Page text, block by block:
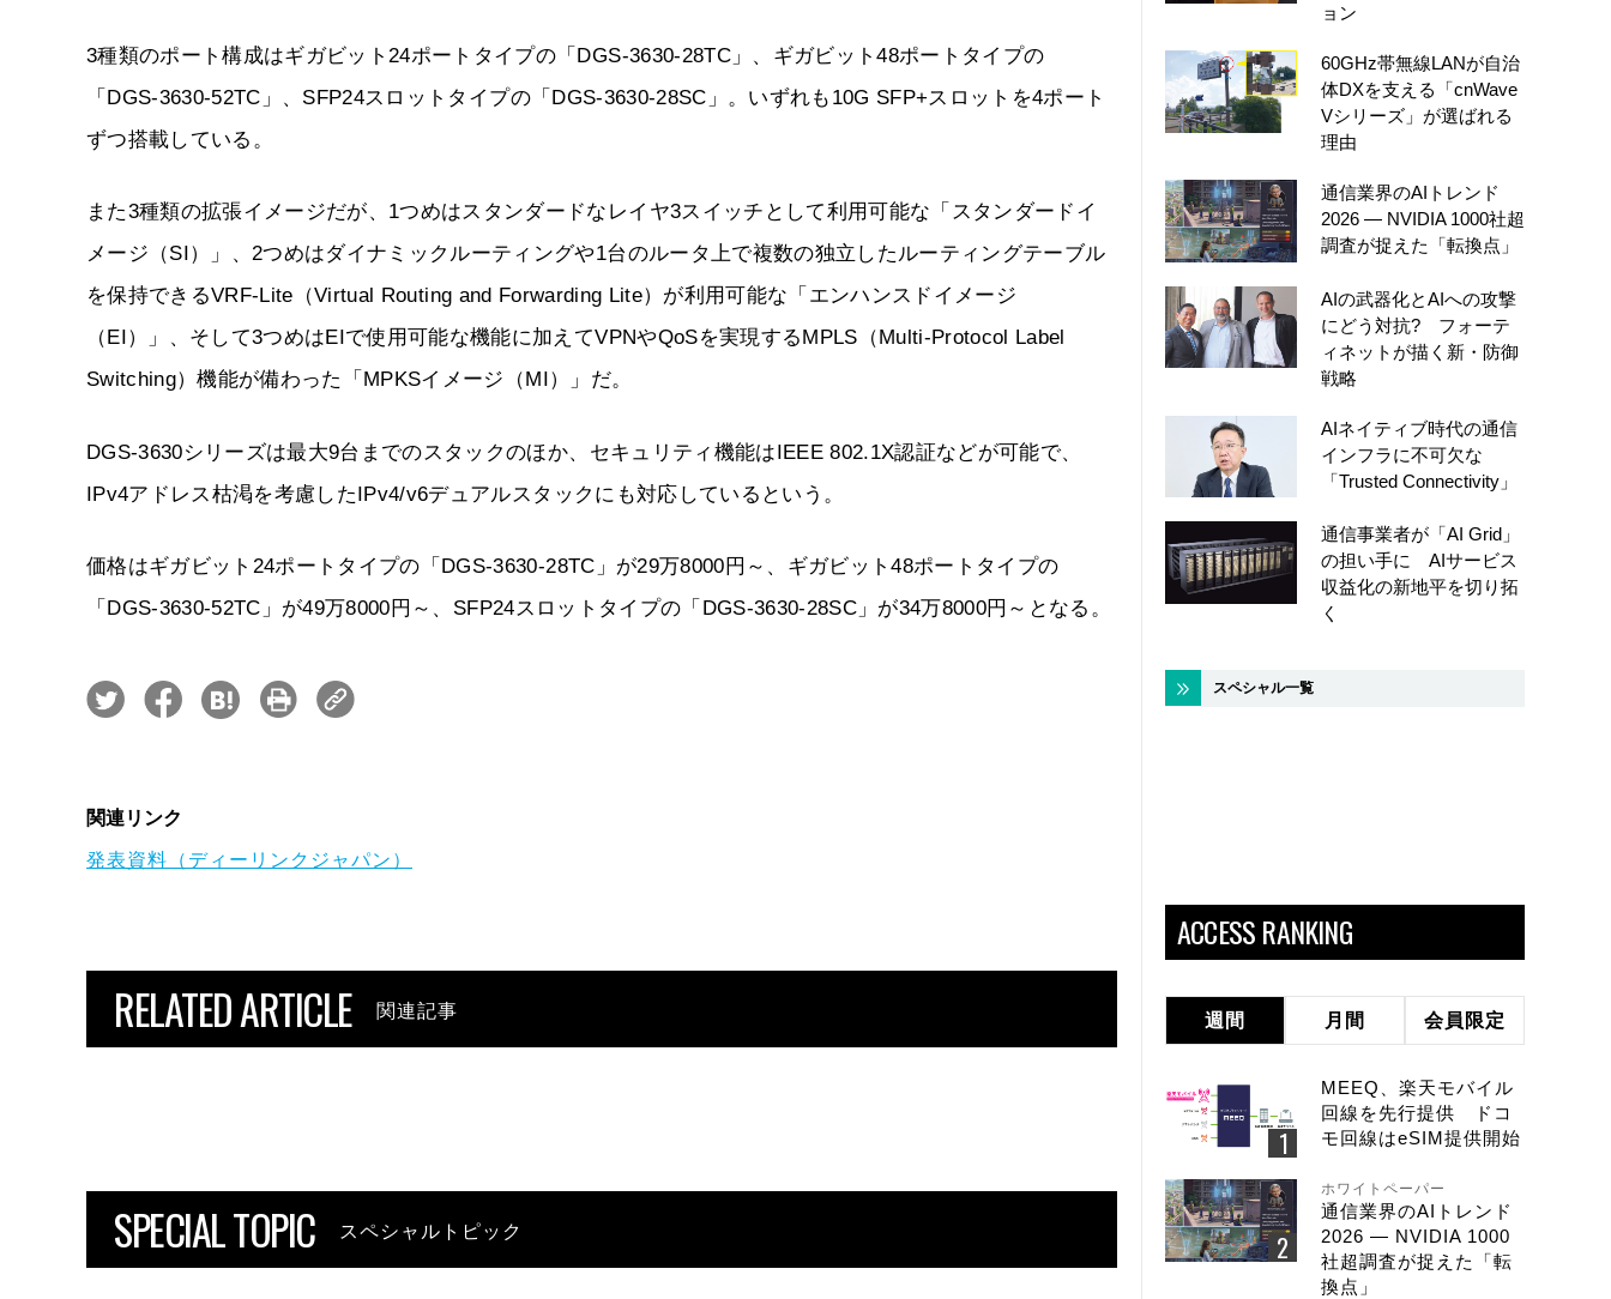
3種類のポート構成はギガビット24ポートタイプの「DGS-3630-28TC」、ギガビット48ポートタイプの
「DGS-3630-52TC」、SFP24スロットタイプの「DGS-3630-28SC」。いずれも10G SFP+スロットを4ポート
ずつ搭載している。
また3種類の拡張イメージだが、1つめはスタンダードなレイヤ3スイッチとして利用可能な「スタンダードイ
メージ（SI）」、2つめはダイナミックルーティングや1台のルータ上で複数の独立したルーティングテーブル
を保持できるVRF-Lite（Virtual Routing and Forwarding Lite）が利用可能な「エンハンスドイメージ
（EI）」、そして3つめはEIで使用可能な機能に加えてVPNやQoSを実現するMPLS（Multi-Protocol Label
Switching）機能が備わった「MPKSイメージ（MI）」だ。
DGS-3630シリーズは最大9台までのスタックのほか、セキュリティ機能はIEEE 802.1X認証などが可能で、
IPv4アドレス枯渇を考慮したIPv4/v6デュアルスタックにも対応しているという。
価格はギガビット24ポートタイプの「DGS-3630-28TC」が29万8000円～、ギガビット48ポートタイプの
「DGS-3630-52TC」が49万8000円～、SFP24スロットタイプの「DGS-3630-28SC」が34万8000円～となる。
関連リンク
発表資料（ディーリンクジャパン）
RELATED ARTICLE 関連記事
SPECIAL TOPIC スペシャルトピック
ョン
60GHz帯無線LANが自治
体DXを支える「cnWave
Vシリーズ」が選ばれる
理由
通信業界のAIトレンド
2026 ― NVIDIA 1000社超
調査が捉えた「転換点」
AIの武器化とAIへの攻撃
にどう対抗? フォーテ
ィネットが描く新・防御
戦略
AIネイティブ時代の通信
インフラに不可欠な
「Trusted Connectivity」
通信事業者が「AI Grid」
の担い手に AIサービス
収益化の新地平を切り拓
く
スペシャル一覧
ACCESS RANKING
週間 月間 会員限定
MEEQ、楽天モバイル
回線を先行提供 ドコ
モ回線はeSIM提供開始
ホワイトペーパー
通信業界のAIトレンド
2026 ― NVIDIA 1000
社超調査が捉えた「転
換点」